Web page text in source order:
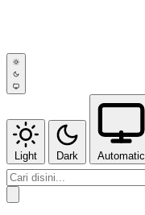
Light Dark Automatic